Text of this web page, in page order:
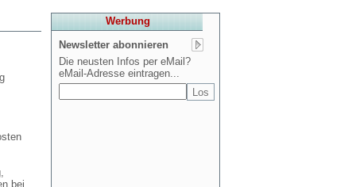
bei
Werbung
Newsletter abonnieren
Die neusten Infos per eMail?
eMail-Adresse eintragen...